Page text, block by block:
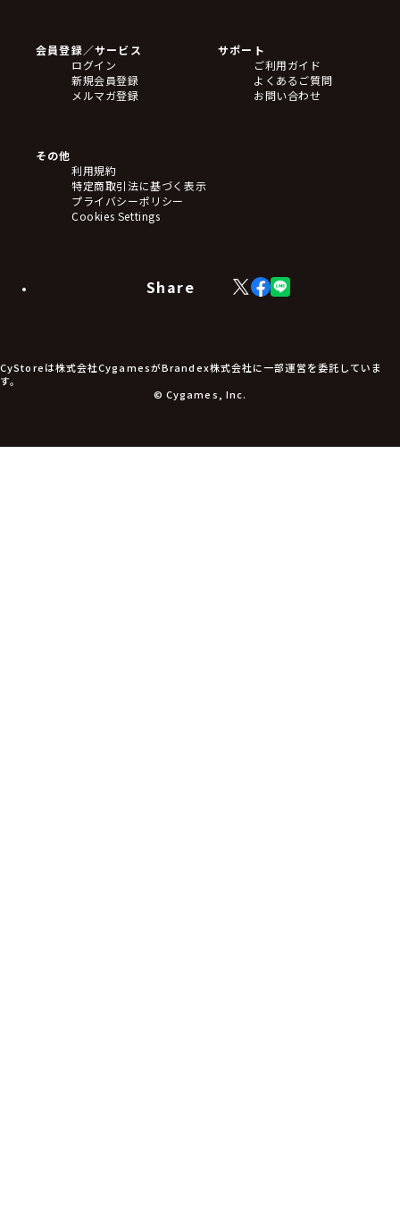
会員登録／サービス
ログイン
新規会員登録
メルマガ登録
サポート
ご利用ガイド
よくあるご質問
お問い合わせ
その他
利用規約
特定商取引法に基づく表示
プライバシーポリシー
Cookies Settings
Share
X
(Twitter)
Facebook
LINE
CyStoreは株式会社CygamesがBrandex株式会社に一部運営を委託していま
す。
© Cygames, Inc.